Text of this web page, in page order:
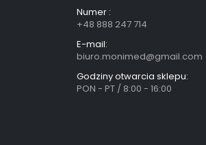
Numer :
+48 888 247 714
E-mail:
biuro.monimed@gmail.com
Godziny otwarcia sklepu:
PON - PT / 8:00 - 16:00